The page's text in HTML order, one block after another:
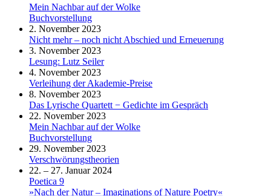
Mein Nachbar auf der Wolke
Buchvorstellung
2. November 2023
Nicht mehr – noch nicht Abschied und Erneuerung
3. November 2023
Lesung: Lutz Seiler
4. November 2023
Verleihung der Akademie-Preise
8. November 2023
Das Lyrische Quartett − Gedichte im Gespräch
22. November 2023
Mein Nachbar auf der Wolke
Buchvorstellung
29. November 2023
Verschwörungstheorien
22. – 27. Januar 2024
Poetica 9
»Nach der Natur – Imaginations of Nature Poetry«